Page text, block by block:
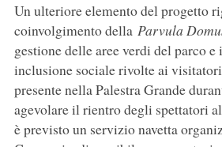
Un ulteriore elemento del progetto
coinvolgimento della Parvula
gestione delle aree verdi del parco
inclusione sociale rivolte ai
presente nella Palestra Grande
agevolare il rientro degli spettatori
è previsto un servizio navetta